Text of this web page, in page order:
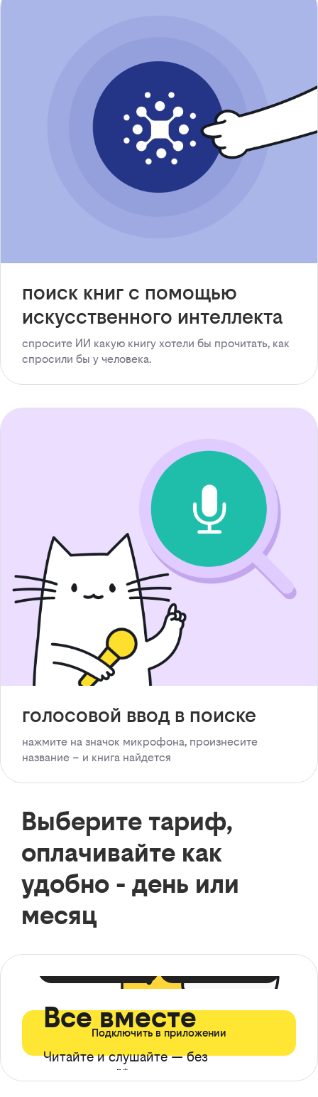
поиск книг с помощью
искусственного интеллекта
спросите ИИ какую книгу хотели бы прочитать, как
спросили бы у человека.
голосовой ввод в поиске
нажмите на значок микрофона, произнесите
название – и книга найдется
Выберите тариф,
оплачивайте как
удобно - день или
месяц
Все вместе
Читайте и слушайте — без
ограничений*
Подключить в приложении